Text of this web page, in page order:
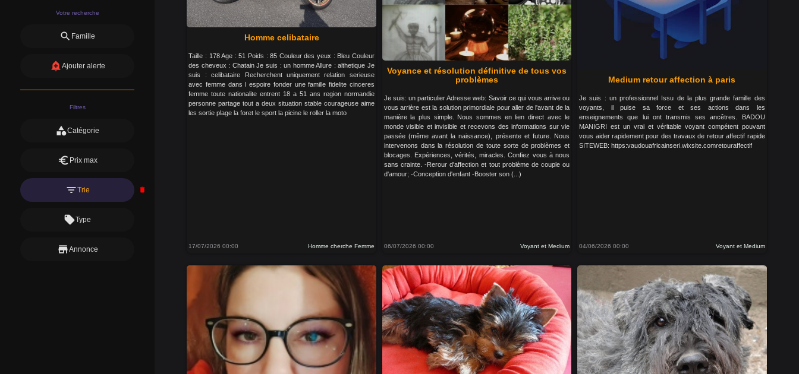
Votre recherche
search Famille
add_alertAjouter alerte
Filtres
categoryCatégorie
euro Prix max
filter_listTrie delete
local_offerType
storeAnnonce
Homme celibataire
Taille : 178 Age : 51 Poids : 85 Couleur des yeux : Bleu Couleur
des cheveux : Chatain Je suis : un homme Allure : althetique Je
suis : celibataire Recherchent uniquement relation serieuse
avec femme dans l espoire fonder une famille fidelite cinceres
femme toute nationalite entrent 18 a 51 ans region normandie
personne partage tout a deux situation stable courageuse aime
les sortie plage la foret le sport la picine le roller la moto
17/07/2026 00:00 Homme cherche Femme
Voyance et résolution définitive de tous vos
problèmes
Je suis: un particulier Adresse web: Savoir ce qui vous arrive ou
vous arrière est la solution primordiale pour aller de l'avant de la
manière la plus simple. Nous sommes en lien direct avec le
monde visible et invisible et recevons des informations sur vie
passée (même avant la naissance), présente et future. Nous
intervenons dans la résolution de toute sorte de problèmes et
blocages. Expériences, vérités, miracles. Confiez vous à nous
sans crainte. -Rerour d'affection et tout problème de couple ou
d'amour; -Conception d'enfant -Booster son (...)
06/07/2026 00:00 Voyant et Medium
Medium retour affection à paris
Je suis : un professionnel Issu de la plus grande famille des
voyants, il puise sa force et ses actions dans les
enseignements que lui ont transmis ses ancêtres. BADOU
MANIGRI est un vrai et véritable voyant compétent pouvant
vous aider rapidement pour des travaux de retour affectif rapide
SITEWEB: https:vaudouafricainseri.wixsite.comretouraffectif
04/06/2026 00:00 Voyant et Medium